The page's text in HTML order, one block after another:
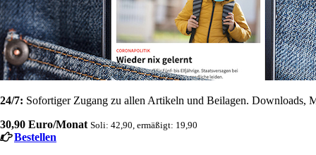
24/7: Sofortiger Zugang zu allen Artikeln und Beilagen. Downloads,
30,90 Euro/Monat Soli: 42,90, ermäßigt: 19,90
Bestellen